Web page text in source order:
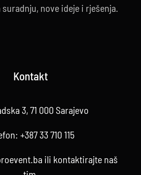
nove ideje i rješenja.
Kontakt
3, 71 000 Sarajevo
+387 33 710 115
ili kontaktirajte naš